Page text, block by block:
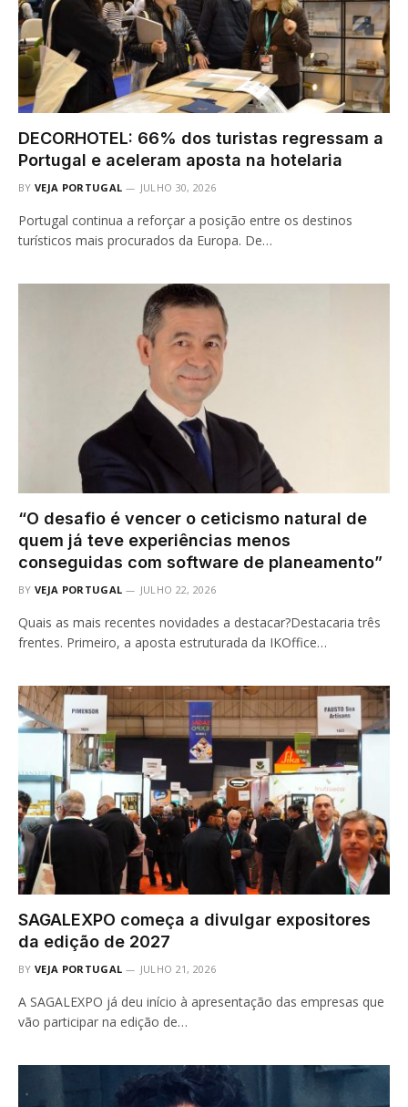
DECORHOTEL: 66% dos turistas regressam a
Portugal e aceleram aposta na hotelaria
BY VEJA PORTUGAL JULHO 30, 2026
Portugal continua a reforçar a posição entre os destinos
turísticos mais procurados da Europa. De…
“O desafio é vencer o ceticismo natural de
quem já teve experiências menos
conseguidas com software de planeamento”
BY VEJA PORTUGAL JULHO 22, 2026
Quais as mais recentes novidades a destacar?Destacaria três
frentes. Primeiro, a aposta estruturada da IKOffice…
SAGALEXPO começa a divulgar expositores
da edição de 2027
BY VEJA PORTUGAL JULHO 21, 2026
A SAGALEXPO já deu início à apresentação das empresas que
vão participar na edição de…